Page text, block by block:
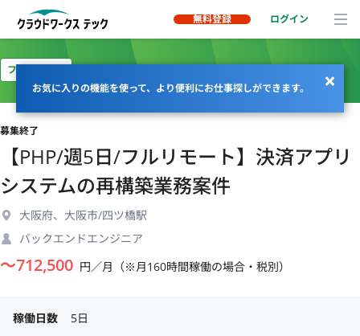
無料登録 ログイン
お気に入りの機能を使って、より便利にお仕事探しができます。
フルリモート
募集終了
【PHP/週5日/フルリモート】決済アプリ
システムの再構築業務案件
大阪府、大阪市/四ツ橋駅
バックエンドエンジニア
〜712,500 円／月（※月160時間稼働の場合・税別）
稼働日数
5日